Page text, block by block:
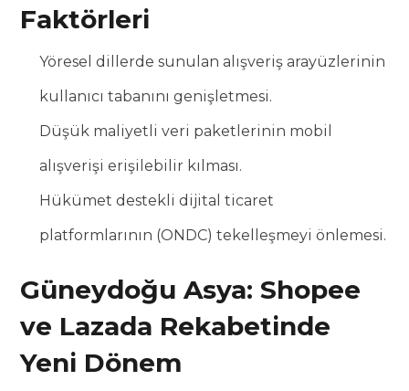
Faktörleri
Yöresel dillerde sunulan alışveriş arayüzlerinin
kullanıcı tabanını genişletmesi.
Düşük maliyetli veri paketlerinin mobil
alışverişi erişilebilir kılması.
Hükümet destekli dijital ticaret
platformlarının (ONDC) tekelleşmeyi önlemesi.
Güneydoğu Asya: Shopee
ve Lazada Rekabetinde
Yeni Dönem